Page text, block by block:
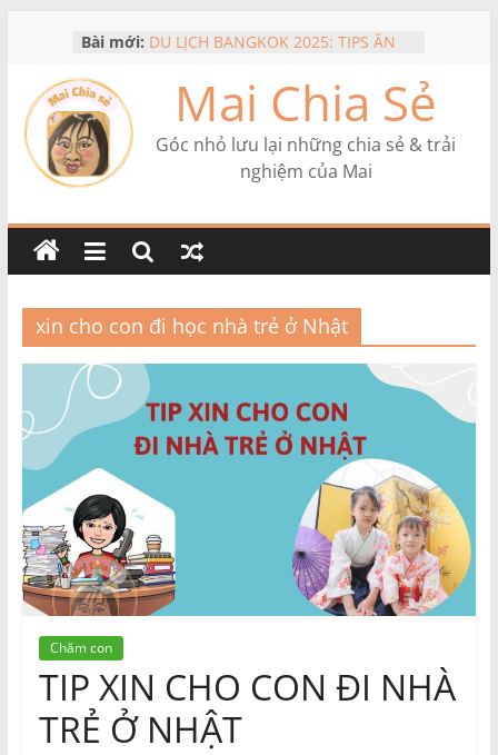
content
Bài mới: DU LỊCH BANGKOK 2025: TIPS ĂN
DU LỊCH MALDIVES TỪ NHẬT: KINH
NGHIỆM THỰC TẾ & CHI PHÍ
REVIEW APP LUYỆN THI JLPT TỪ N5
ĐẾN N1 – DÙNG FREE VẪN RẤT ỔN!
REVIEW + MÃ GIẢM 50% KHI NÂNG
GÓC DẠO CHƠI THÚ VỊ Ở
YOKOHAMA: TRÀ CHIỀU, NHÀ KIỂU
ÂU VÀ DẠO PHỐ
Mai Chia Sẻ
Góc nhỏ lưu lại những chia sẻ & trải
nghiệm của Mai
xin cho con đi học nhà trẻ ở Nhật
Chăm con
TIP XIN CHO CON ĐI NHÀ
TRẺ Ở NHẬT